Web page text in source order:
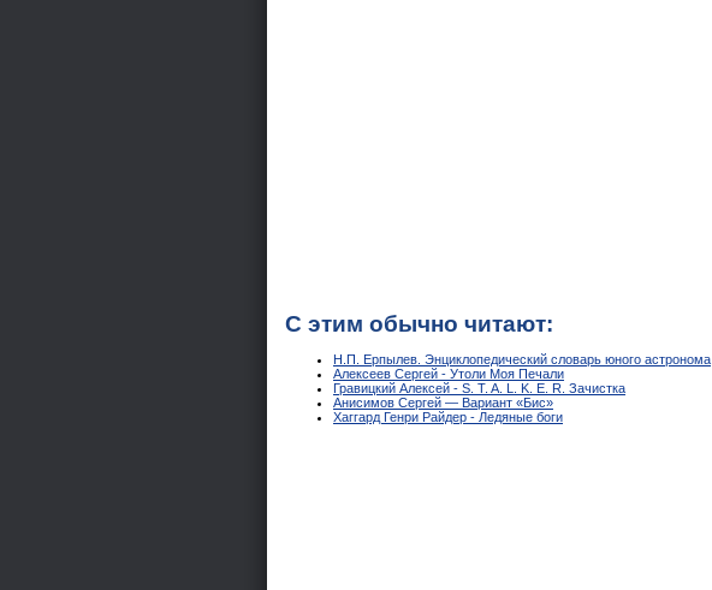
С этим обычно читают:
Н.П. Ерпылев. Энциклопедический словарь юного астронома
Алексеев Сергей - Утоли Моя Печали
Гравицкий Алексей - S. T. A. L. K. E. R. Зачистка
Анисимов Сергей — Вариант «Бис»
Хаггард Генри Райдер - Ледяные боги